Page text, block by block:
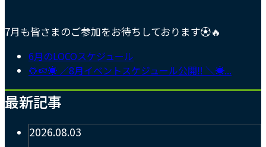
7月も皆さまのご参加をお待ちしております⚽️🔥
6月のLOCOスケジュール
🌻🍉☀️ ／8月イベントスケジュール公開‼️ ＼☀️...
最新記事
2026.08.03